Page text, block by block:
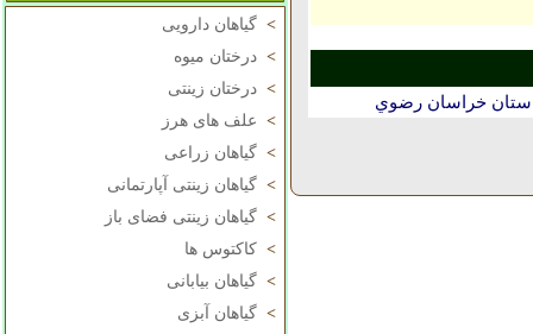
> گیاهان دارویی
> درختان میوه
> درختان زینتی
> علف های هرز
> گیاهان زراعی
> گیاهان زینتی آپارتمانی
> گیاهان زینتی فضای باز
> کاکتوس ها
> گیاهان بیابانی
> گیاهان آبزی
خراسان رضوي